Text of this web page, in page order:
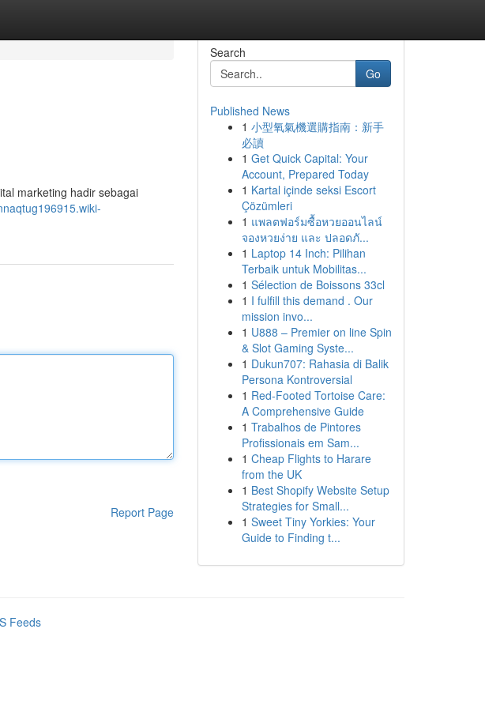
marketing hadir sebagai
Report Page
Search
Go
Published News
1 小型氧氣機選購指南：新手
必讀
1 Get Quick Capital: Your
Account, Prepared Today
1 Kartal içinde seksi Escort
Çözümleri
1 แพลตฟอร์มซื้อหวยออนไลน์
จองหวยง่าย และ ปลอดภั...
1 Laptop 14 Inch: Pilihan
Terbaik untuk Mobilitas...
1 Sélection de Boissons 33cl
1 I fulfill this demand . Our
mission invo...
1 U888 – Premier on line Spin
& Slot Gaming Syste...
1 Dukun707: Rahasia di Balik
Persona Kontroversial
1 Red-Footed Tortoise Care:
A Comprehensive Guide
1 Trabalhos de Pintores
Profissionais em Sam...
1 Cheap Flights to Harare
from the UK
1 Best Shopify Website Setup
Strategies for Small...
1 Sweet Tiny Yorkies: Your
Guide to Finding t...
Feeds